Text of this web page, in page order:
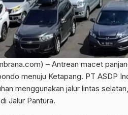
– Antrean macet
menuju Ketapang. PT ASDP
menggunakan jalur lintas
Jalur Pantura.